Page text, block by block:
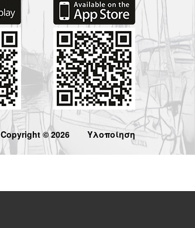
Copyright © 2026 Υλοποίηση